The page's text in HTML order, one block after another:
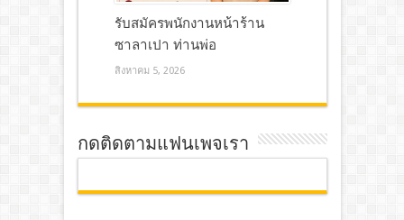
รับสมัครพนักงานหน้าร้าน
ซาลาเปา ท่านพ่อ
สิงหาคม 5, 2026
กดติดตามแฟนเพจเรา